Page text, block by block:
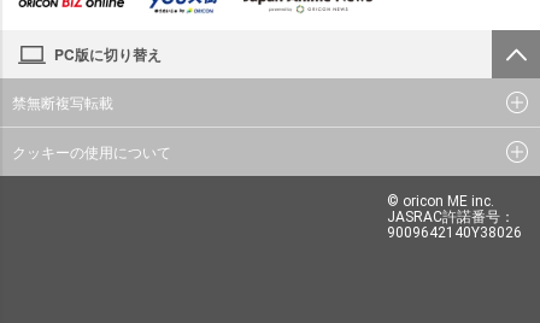
PC版に切り替え
禁無断複写転載
クッキーの使用について
© oricon ME inc.
JASRAC許諾番号：
9009642140Y38026